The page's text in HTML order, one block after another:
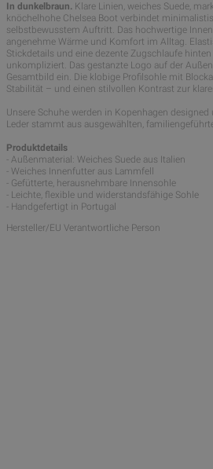
In dunkelbraun. Klare Linien, weiches Suede,
knöchelhohe Chelsea Boot verbindet
selbstbewusstem Auftritt. Das hochwertige
angenehme Wärme und Komfort im Alltag.
Stickdetails und eine dezente Zugschlaufe
unkompliziert. Das gestanzte Logo auf der
Gesamtbild ein. Die klobige Profilsohle mit
Stabilität – und einen stilvollen Kontrast zur
Unsere Schuhe werden in Kopenhagen
Leder stammt aus ausgewählten,
Produktdetails
- Außenmaterial: Weiches Suede aus Italien
- Weiches Innenfutter aus Lammfell
- Gefütterte, herausnehmbare Innensohle
- Leichte, flexible und widerstandsfähige Sohle
- Handgefertigt in Portugal
Hersteller/EU Verantwortliche Person